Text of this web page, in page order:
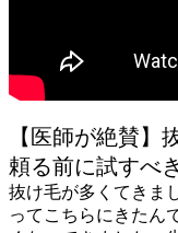
【医師が絶賛】
頼る前に試すべ
抜け毛が多くてきま
ってこちらにきたん